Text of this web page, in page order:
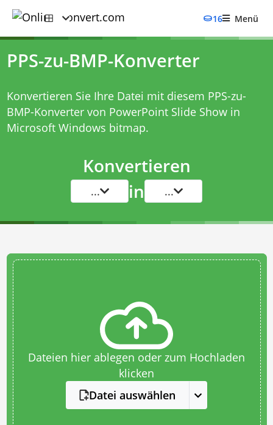
16 Menü
PPS-zu-BMP-Konverter
Konvertieren Sie Ihre Datei mit diesem PPS-zu-
BMP-Konvertervon PowerPoint Slide Show in
Microsoft Windows bitmap.
Konvertieren
... in ...
Dateien hier ablegen oder zum Hochladen
klicken
Datei auswählen